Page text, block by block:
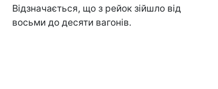
Відзначається, що з рейок зійшло від
восьми до десяти вагонів.